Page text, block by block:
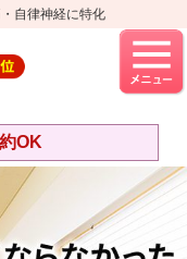
自律神経に特化
OK